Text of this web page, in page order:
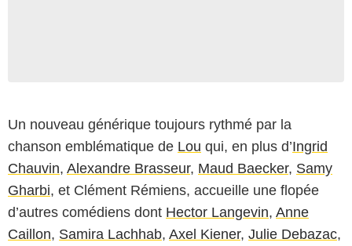
Un nouveau générique toujours rythmé par la
chanson emblématique de Lou qui, en plus d’Ingrid
Chauvin, Alexandre Brasseur, Maud Baecker, Samy
Gharbi, et Clément Rémiens, accueille une flopée
d’autres comédiens dont Hector Langevin, Anne
Caillon, Samira Lachhab, Axel Kiener, Julie Debazac,